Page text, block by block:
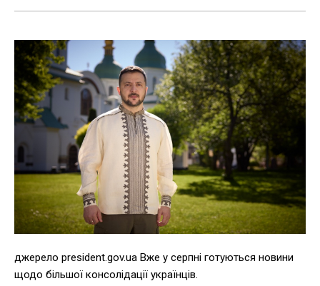
джерело president.gov.ua Вже у серпні готуються новини
щодо більшої консолідації українців.